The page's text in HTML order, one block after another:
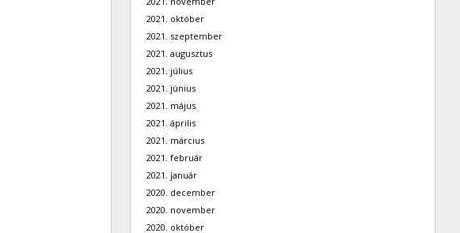
2021. október
2021. szeptember
2021. augusztus
2021. július
2021. június
2021. május
2021. április
2021. március
2021. február
2021. január
2020. december
2020. november
2020. október